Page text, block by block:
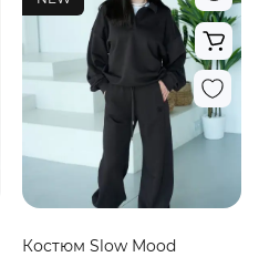
Костюм Slow Mood